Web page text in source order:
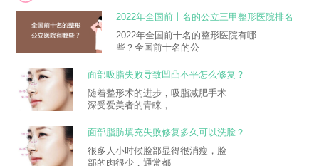
2022年全国前十名的公立三甲整形医院排名
大全
2022年全国前十名的整形医院有哪
些？全国前十名的公
面部吸脂失败导致凹凸不平怎么修复？
随着整形术的进步，吸脂减肥手术
深受爱美者的青睐，
面部脂肪填充失败修复多久可以洗脸？
很多人小时候脸部显得很消瘦，脸
部的肉很少，通常都